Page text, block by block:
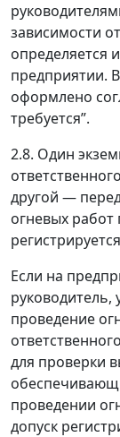
зависимости
определяется
предприятии.
оформлено
требуется”.
2.8. Один
другой —
огневых
Если на
руководитель,
проведение
для проверки
проведении
допуск